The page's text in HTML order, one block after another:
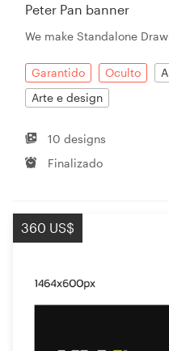
Peter Pan banner
We make Standalone
Garantido Oculto
Arte e design
10 designs
Finalizado
360 US$